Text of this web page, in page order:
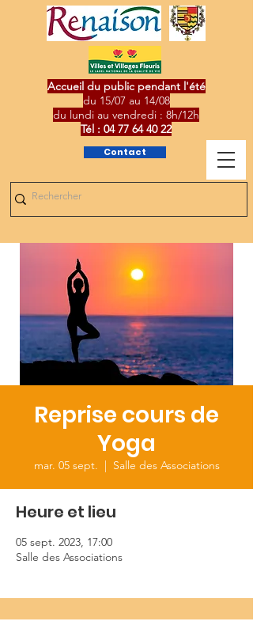
Contact
Accueil du public pendant l'été
du 15/07 au 14/08
du lundi au vendredi : 8h/12h
Tél : 04 77 64 40 22
Reprise cours de
Yoga
mar. 05 sept.
  |
Salle des Associations
Heure et lieu
05 sept. 2023, 17:00
Salle des Associations